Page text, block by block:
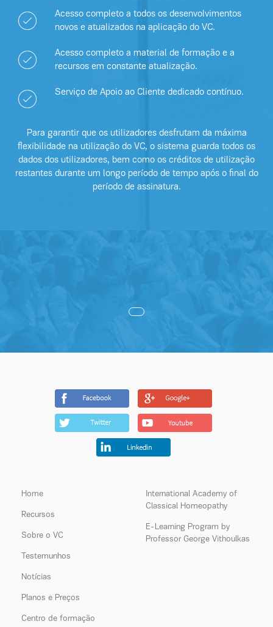
Acesso completo a todos os desenvolvimentos
novos e atualizados na aplicação do VC.
Acesso completo a material de formação e a
recursos em constante atualização.
Serviço de Apoio ao Cliente dedicado contínuo.
Para garantir que os utilizadores desfrutam da máxima
flexibilidade na utilização do VC, o sistema guarda todos os
dados dos utilizadores, bem como os créditos de utilização
restantes durante um longo período de tempo após o final do
período de assinatura.
Home
Recursos
Sobre o VC
Testemunhos
Notícias
Planos e Preços
Centro de formação
International Academy of
Classical Homeopathy
E-Learning Program by
Professor George Vithoulkas